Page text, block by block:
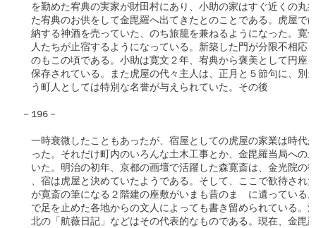
を勤めた宥典の実家が財田村にあり、小助の家はすぐ近くの丸
た宥典のお供をして金毘羅へ出てきたとのことである。虎屋で
納する神酒を売っていた、のち旅籠を兼ねるようになった。寛
人たちが止宿するようになっている。新築した門が分限不相応
のもこの頃である。小助は寛文２年、宥典から褒美として円座
保存されている。また虎屋の代々主人は、正月と５節句に、別
う町人としては特別な名誉が与えられていた。その後
－196－
一時衰微したこともあったが、宿屋としての虎屋の家業は時代
った。それだけ町内のいろんな土木工事とか、金毘羅当局への
いた。明治の初年、京都の画壇で活躍した森寛斎は、金光院の
、宿は虎屋と決めていたようである。そして、ここで歓待され
が寛斎の筆になる２階建の座敷がいまも昔のまゝに遺っている
で足を止めた各地からの文人によっても書き留められている。
北の「航薇日記」などはその代表的なものである。現在、金毘